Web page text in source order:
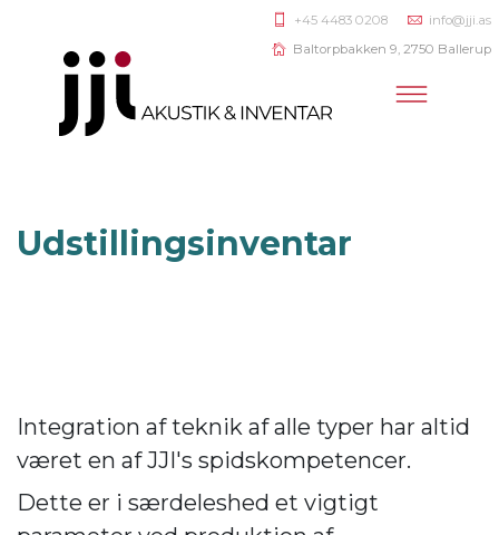
+45 4483 0208
info@jji.as
Baltorpbakken 9, 2750 Ballerup
Udstillingsinventar
Integration af teknik af alle typer har altid
været en af JJI's spidskompetencer.
Dette er i særdeleshed et vigtigt